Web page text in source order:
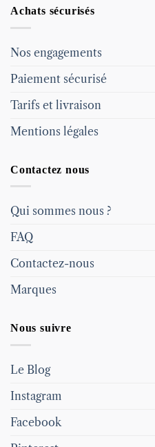
Achats sécurisés
Nos engagements
Paiement sécurisé
Tarifs et livraison
Mentions légales
Contactez nous
Qui sommes nous ?
FAQ
Contactez-nous
Marques
Nous suivre
Le Blog
Instagram
Facebook